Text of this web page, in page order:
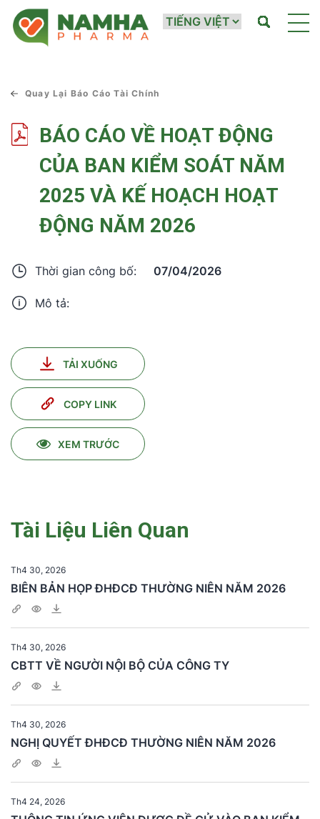
Quay Lại Báo Cáo Tài Chính
BÁO CÁO VỀ HOẠT ĐỘNG
CỦA BAN KIỂM SOÁT NĂM
2025 VÀ KẾ HOẠCH HOẠT
ĐỘNG NĂM 2026
Thời gian công bố: 07/04/2026
Mô tả:
TẢI XUỐNG
COPY LINK
XEM TRƯỚC
Tài Liệu Liên Quan
Th4 30, 2026
BIÊN BẢN HỌP ĐHĐCĐ THƯỜNG NIÊN NĂM 2026
Th4 30, 2026
CBTT VỀ NGƯỜI NỘI BỘ CỦA CÔNG TY
Th4 30, 2026
NGHỊ QUYẾT ĐHĐCĐ THƯỜNG NIÊN NĂM 2026
Th4 24, 2026